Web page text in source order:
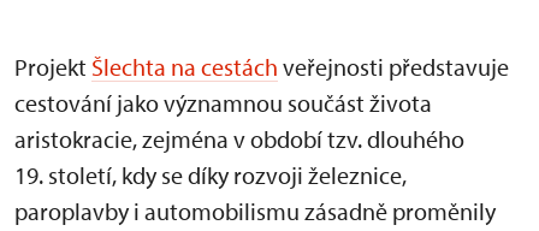
Projekt Šlechta na cestách veřejnosti představuje
cestování jako významnou součást života
aristokracie, zejména v období tzv. dlouhého
19. století, kdy se díky rozvoji železnice,
paroplavby i automobilismu zásadně proměnily